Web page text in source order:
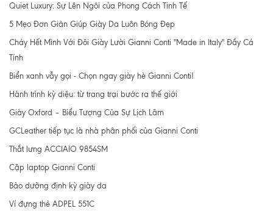
Quiet Luxury: Sự Lên Ngôi của Phong Cách Tinh Tế
5 Mẹo Đơn Giản Giúp Giày Da Luôn Bóng Đẹp
Cháy Hết Mình Với Đôi Giày Lười Gianni Conti "Made in Italy" Đầy Cá
Tính
Biển xanh vẫy gọi - Chọn ngay giày hè Gianni Conti!
Hành trình kỳ diệu: từ trang trại bước ra thế giới
Giày Oxford – Biểu Tượng Của Sự Lịch Lãm
GCLeather tiếp tục là nhà phân phối của Gianni Conti
Thắt lưng ACCIAIO 9854SM
Cặp laptop Gianni Conti
Bảo dưỡng định kỳ giày da
Ví đựng thẻ ADPEL 551C